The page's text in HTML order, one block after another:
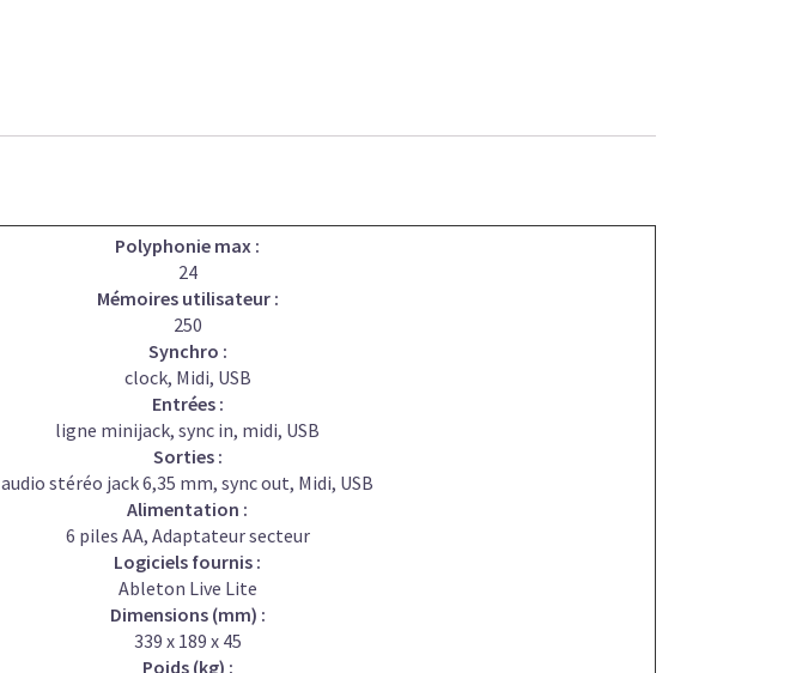
Polyphonie max :
24
Mémoires utilisateur :
250
Synchro :
clock, Midi, USB
Entrées :
ligne minijack, sync in, midi, USB
Sorties :
audio stéréo jack 6,35 mm, sync out, Midi, USB
Alimentation :
6 piles AA, Adaptateur secteur
Logiciels fournis :
Ableton Live Lite
Dimensions (mm) :
339 x 189 x 45
Poids (kg) :